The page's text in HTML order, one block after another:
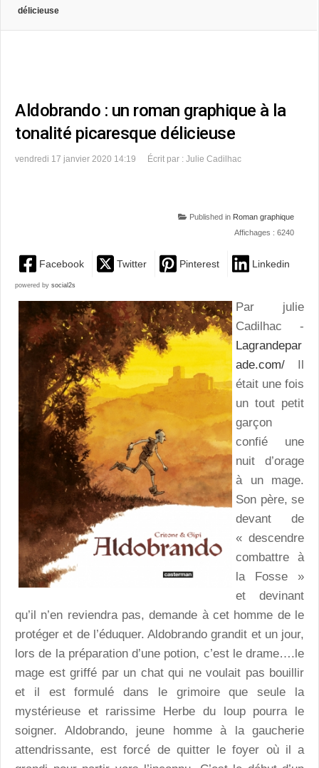
délicieuse
Aldobrando : un roman graphique à la
tonalité picaresque délicieuse
vendredi 17 janvier 2020 14:19 Écrit par : Julie Cadilhac
Published in Roman graphique
Affichages : 6240
Facebook Twitter Pinterest Linkedin
powered by social2s
Par julie
Cadilhac -
Lagrandepar
ade.com/ Il
était une fois
un tout petit
garçon
confié une
nuit d’orage
à un mage.
Son père, se
devant de
« descendre
combattre à
la Fosse »
et devinant
qu’il n’en reviendra pas, demande à cet homme de le
protéger et de l’éduquer. Aldobrando grandit et un jour,
lors de la préparation d’une potion, c’est le drame….le
mage est griffé par un chat qui ne voulait pas bouillir
et il est formulé dans le grimoire que seule la
mystérieuse et rarissime Herbe du loup pourra le
soigner. Aldobrando, jeune homme à la gaucherie
attendrissante, est forcé de quitter le foyer où il a